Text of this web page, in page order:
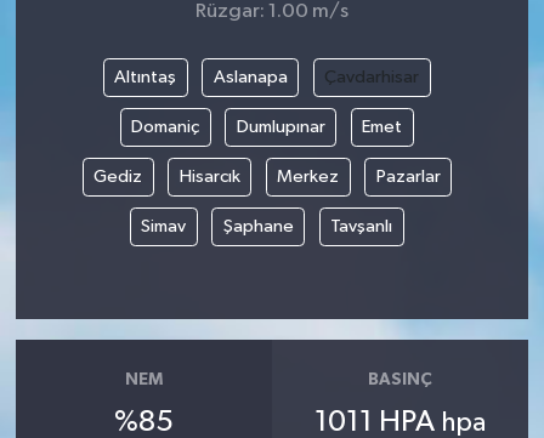
Rüzgar: 1.00 m/s
Altıntaş Aslanapa Çavdarhisar
Domaniç Dumlupınar Emet
Gediz Hisarcık Merkez Pazarlar
Simav Şaphane Tavşanlı
NEM
%85
BASINÇ
1011 HPA hpa